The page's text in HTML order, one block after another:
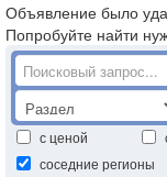
Объявление было
Попробуйте найти
с ценой
соседние регионы